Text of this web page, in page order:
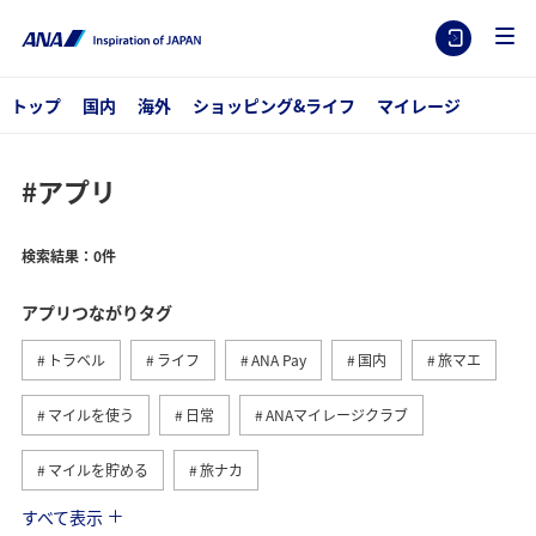
トップ 国内 海外 ショッピング&ライフ マイレージ
#アプリ
検索結果：0件
アプリつながりタグ
トラベル ライフ ANA Pay 国内 旅マエ
マイルを使う 日常 ANAマイレージクラブ
マイルを貯める 旅ナカ
海外
すべて表示